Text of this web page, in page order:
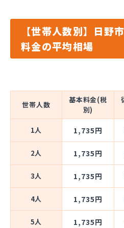
【世帯人数別】日野
料金の平均相場
世帯人数
基本料金(税
別)
1人 1,735円
2人 1,735円
3人 1,735円
4人 1,735円
5人 1,735円